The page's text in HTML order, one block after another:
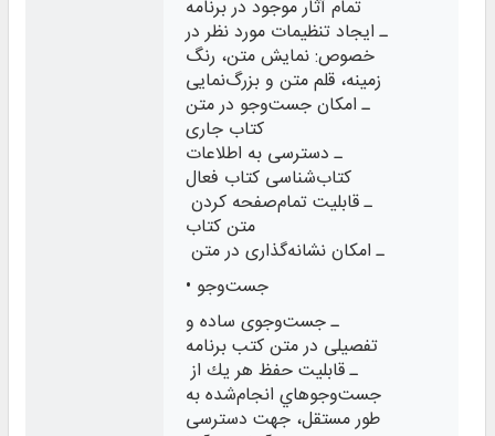
ـ ایجاد تنظیمات مورد نظر در
خصوص: نمایش متن، رنگ
ـ امکان جست‌وجو در متن
ـ دسترسی به اطلاعات
کتاب‌شناسی کتاب فعال
متن کتاب
ـ امکان نشانه‌گذاری در متن
• جست‌وجو
ـ جست‌وجوی ساده و
تفصیلی در متن كتب برنامه
ـ قابليت حفظ هر يك از
جست‌وجوهاي انجام‌‌‌شده به
طور مستقل، جهت دسترسی